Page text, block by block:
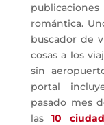
romántica.
buscador de
cosas a los
sin
portal
pasado mes
las10